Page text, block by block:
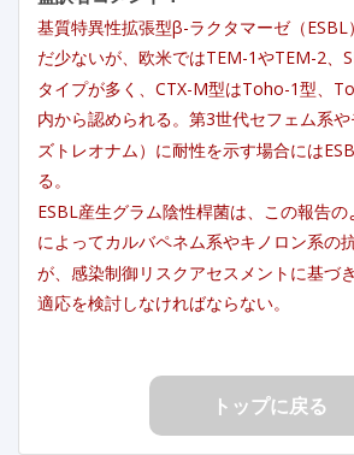
基質特異性拡張型β-ラクタマーゼ（ESBL
だ少ないが、欧米ではTEM-1やTEM-2、
タイプが多く、CTX-M型はToho-1型、
内から認められる。第3世代セフェム系
ズトレオナム）に耐性を示す場合には
る。
ESBL産生グラム陰性桿菌は、この報告
によってカルバペネム系やキノロン系の
が、感染制御リスクアセスメントに基づ
適応を検討しなければならない。
トップに戻る